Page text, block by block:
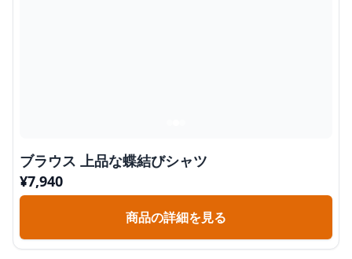
ブラウス 上品な蝶結びシャツ
¥7,940
商品の詳細を見る